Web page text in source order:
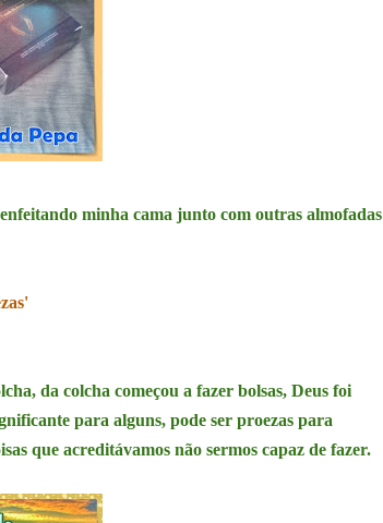
minha cama junto com outras almofadas
da colcha começou a fazer bolsas, Deus foi
para alguns, pode ser proezas para
que acreditávamos não sermos capaz de fazer.